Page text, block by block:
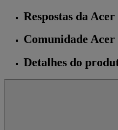
Respostas da Acer
Comunidade Acer
Detalhes do